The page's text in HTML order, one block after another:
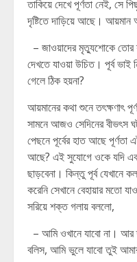
তাকিয়ে দেখে পূর্ণতা নেই, সে
দৃষ্টিতে দাড়িয়ে আছে। আয়মান
– জাওয়াদের মৃত্যুশোকে তোর
দেখতে যাওয়া উচিত। পূর্ব ভাই
গেলে ঠিক হয়না?
আয়মানের কথা শুনে তৎক্ষণাৎ
সামনে আজও সেদিনের বীভৎস
পেছনে পূর্বের হাত আছে পূর্ণতা
আছে? এই সুযোগে ওকে যদি
ছাড়বেনা। কিন্তু পূর্ব যেখানে
করেনি সেখানে বেহায়ার মতো
সরিয়ে শক্ত গলায় বললো,
– আমি ওখানে যাবো না। আর
বলিস, আমি ভুলে যাবো তুই